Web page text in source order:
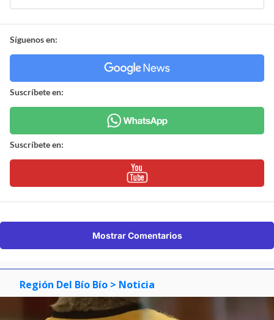
Síguenos en:
Suscríbete en:
Suscríbete en:
Mostrar Comentarios
Región Del Bío Bío > Noticia